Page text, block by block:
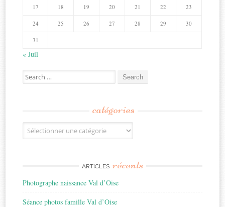
17 18 19 20 21 22 23
24 25 26 27 28 29 30
31
« Juil
Search
for:
catégories
Catégories
ARTICLES récents
Photographe naissance Val d’Oise
Séance photos famille Val d’Oise